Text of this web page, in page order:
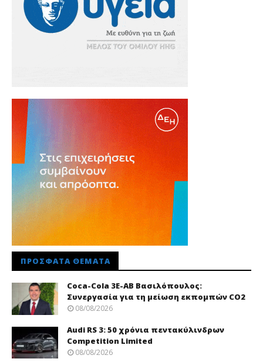
ΠΡΌΣΦΑΤΑ ΘΈΜΑΤΑ
Coca-Cola 3Ε-ΑΒ Βασιλόπουλος:
Συνεργασία για τη μείωση εκπομπών CO2
08/08/2026
Audi RS 3: 50 χρόνια πεντακύλινδρων
Competition Limited
08/08/2026